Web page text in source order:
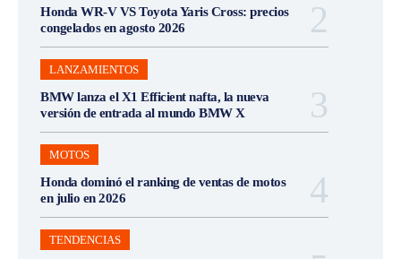
Honda WR-V VS Toyota Yaris Cross: precios
congelados en agosto 2026
LANZAMIENTOS
BMW lanza el X1 Efficient nafta, la nueva
versión de entrada al mundo BMW X
MOTOS
Honda dominó el ranking de ventas de motos
en julio en 2026
TENDENCIAS